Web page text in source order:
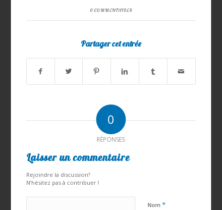
0 COMMENTAIRES
Partager cet entrée
0
RÉPONSES
Laisser un commentaire
Rejoindre la discussion?
N’hésitez pas à contribuer !
Nom *